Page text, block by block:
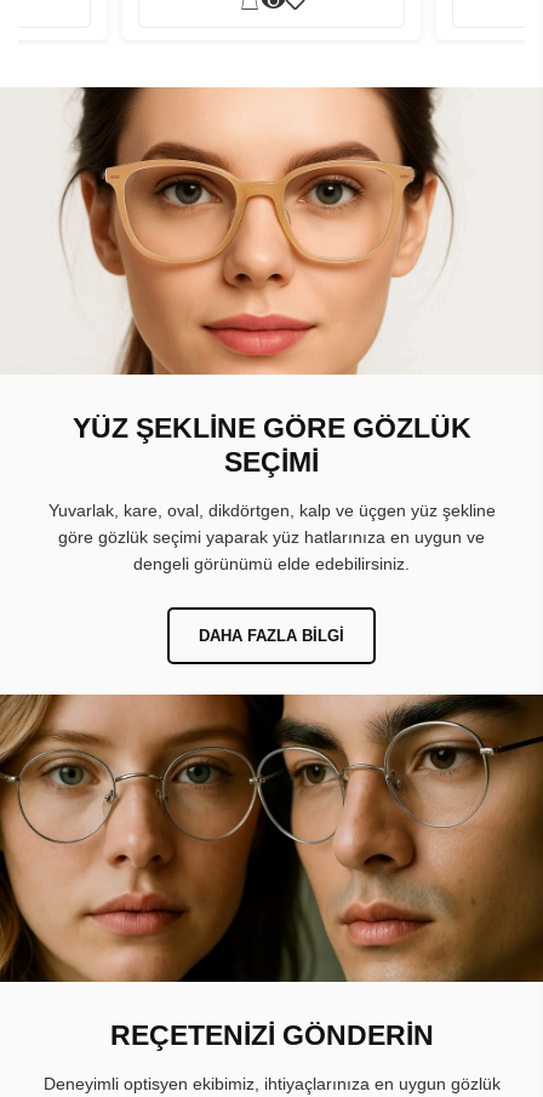
YÜZ ŞEKLİNE GÖRE GÖZLÜK
SEÇİMİ
Yuvarlak, kare, oval, dikdörtgen, kalp ve üçgen yüz şekline
göre gözlük seçimi yaparak yüz hatlarınıza en uygun ve
dengeli görünümü elde edebilirsiniz.
DAHA FAZLA BILGI
REÇETENİZİ GÖNDERİN
Deneyimli optisyen ekibimiz, ihtiyaçlarınıza en uygun gözlük